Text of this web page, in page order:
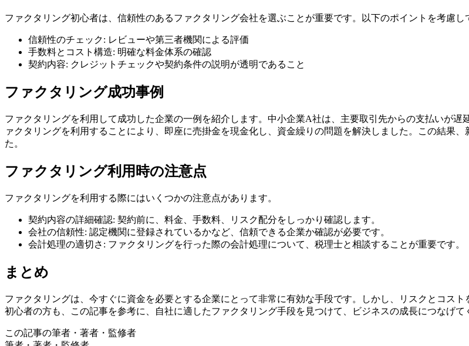
ファクタリング初心者は、信頼性のあるファクタリング会社を選ぶことが重要です。以下のポイントを考慮し
信頼性のチェック: レビューや第三者機関による評価
手数料とコスト構造: 明確な料金体系の確認
契約内容: クレジットチェックや契約条件の説明が透明であること
ファクタリング成功事例
ファクタリングを利用して成功した企業の一例を紹介します。中小企業A社は、主要取引先からの支払いが
ァクタリングを利用することにより、即座に売掛金を現金化し、資金繰りの問題を解決しました。この結果
た。
ファクタリング利用時の注意点
ファクタリングを利用する際にはいくつかの注意点があります。
契約内容の詳細確認: 契約前に、料金、手数料、リスク配分をしっかり確認します。
会社の信頼性: 認定機関に登録されているかなど、信頼できる企業か確認が必要です。
会計処理の適切さ: ファクタリングを行った際の会計処理について、税理士と相談することが重要です。
まとめ
ファクタリングは、今すぐに資金を必要とする企業にとって非常に有効な手段です。しかし、リスクとコス
初心者の方も、この記事を参考に、自社に適したファクタリング手段を見つけて、ビジネスの成長につなげて
この記事の筆者・著者・監修者